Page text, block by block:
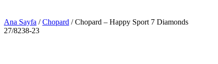
Ana Sayfa /Chopard / Chopard – Happy Sport 7 Diamonds
27/8238-23